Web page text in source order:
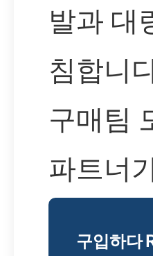
발과 대
침합니
구매팀
파트너
구입하다